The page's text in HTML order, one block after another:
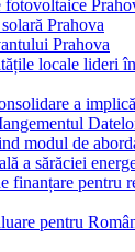
fotovoltaice
Prahova
Prahova
locale lideri
a
modul de
a sărăciei
finanțare pentru
pentru